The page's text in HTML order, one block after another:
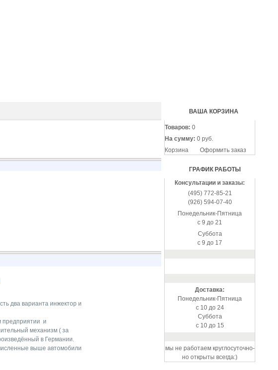
ВАША КОРЗИНА
Товаров: 0
На сумму: 0 руб.
Корзина
Оформить заказ
ГРАФИК РАБОТЫ
Консультации и заказы:
(495) 772-85-21
(926) 594-07-40
Понедельник-Пятница
с 9 до 21
Суббота
с 9 до 17
Доставка:
Понедельник-Пятница
с 10 до 24
Суббота
с 10 до 15
мы не работаем круглосуточно-
но открыты всегда:)
два варианта инжектор и
предприятии и
механизм ( за
в Германии.
выше автомобили